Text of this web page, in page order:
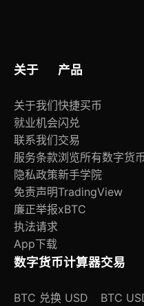
关于
关于我们
就业机会
联系我们
服务条款
隐私政策
免责声明
廉正举报
执法请求
App下载
产品
快捷买币
闪兑
交易
浏览所有数字货
新手学院
TradingView
xBTC
数字货币计算器
BTC 兑换 USD
交易
BTC